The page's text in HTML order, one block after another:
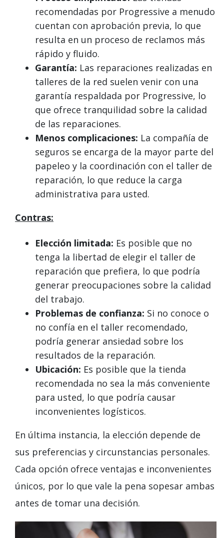
recomendadas por Progressive a menudo
cuentan con aprobación previa, lo que
resulta en un proceso de reclamos más
rápido y fluido.
Garantía: Las reparaciones realizadas en
talleres de la red suelen venir con una
garantía respaldada por Progressive, lo
que ofrece tranquilidad sobre la calidad
de las reparaciones.
Menos complicaciones: La compañía de
seguros se encarga de la mayor parte del
papeleo y la coordinación con el taller de
reparación, lo que reduce la carga
administrativa para usted.
Contras:
Elección limitada: Es posible que no
tenga la libertad de elegir el taller de
reparación que prefiera, lo que podría
generar preocupaciones sobre la calidad
del trabajo.
Problemas de confianza: Si no conoce o
no confía en el taller recomendado,
podría generar ansiedad sobre los
resultados de la reparación.
Ubicación: Es posible que la tienda
recomendada no sea la más conveniente
para usted, lo que podría causar
inconvenientes logísticos.
En última instancia, la elección depende de
sus preferencias y circunstancias personales.
Cada opción ofrece ventajas e inconvenientes
únicos, por lo que vale la pena sopesar ambas
antes de tomar una decisión.